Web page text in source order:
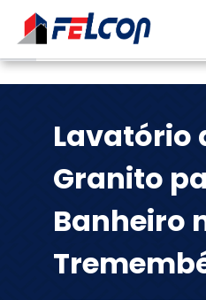
Lavatório
Granito
Banheiro